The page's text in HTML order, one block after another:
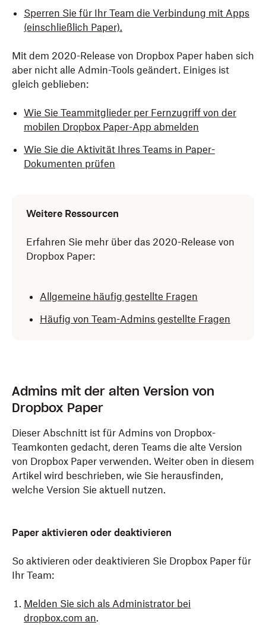
Sperren Sie für Ihr Team die Verbindung mit Apps
(einschließlich Paper).
Mit dem 2020-Release von Dropbox Paper haben sich
aber nicht alle Admin-Tools geändert. Einiges ist
gleich geblieben:
Wie Sie Teammitglieder per Fernzugriff von der
mobilen Dropbox Paper-App abmelden
Wie Sie die Aktivität Ihres Teams in Paper-
Dokumenten prüfen
Weitere Ressourcen
Erfahren Sie mehr über das 2020-Release von
Dropbox Paper:
Allgemeine häufig gestellte Fragen
Häufig von Team-Admins gestellte Fragen
Admins mit der alten Version von
Dropbox Paper
Dieser Abschnitt ist für Admins von Dropbox-
Teamkonten gedacht, deren Teams die alte Version
von Dropbox Paper verwenden. Weiter oben in diesem
Artikel wird beschrieben, wie Sie herausfinden,
welche Version Sie aktuell nutzen.
Paper aktivieren oder deaktivieren
So aktivieren oder deaktivieren Sie Dropbox Paper für
Ihr Team:
Melden Sie sich als Administrator bei
dropbox.com an.